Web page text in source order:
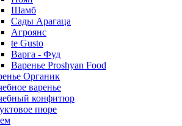
Шамб
Сады Арагаца
Агроянс
te Gusto
Варга - Фуд
Варенье Proshyan Food
Органик
варенье
конфитюр
пюре